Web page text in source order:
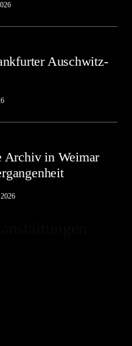
Auschwitz-
Archiv in Weimar